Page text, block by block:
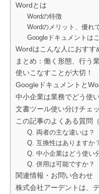
Wordとは
Wordの特徴
Wordのメリット、優れ
Googleドキュメントは
Wordはこんな人におすす
まとめ：働く形態、行う
使いこなすことが大切！
Googleドキュメントと
中小企業は業務でどう使
文書ツール使い分けチェ
この記事のよくある質問（
Q. 両者の主な違いは？
Q. 互換性はありますか
Q. 中小企業はどう使い
Q. 併用は可能ですか？
関連情報・お問い合わせ
株式会社アーデントは、